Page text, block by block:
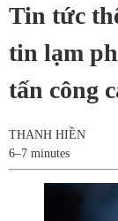
Tin tức
tin lạm
tấn công
THANH HIỀN
6–7 minutes